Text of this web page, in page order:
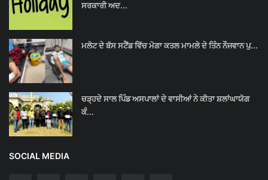
ਸਰਕਾਰੀ ਅਦ...
ਮਲੋਟ ਦੇ ਬੱਸ ਸਟੈਂਡ ਵਿੱਚ ਮੋਗਾ ਕਤਲ ਮਾਮਲੇ ਦੇ ਤਿੰਨ ਨੌਜਵਾਨ ਪੁ...
ਚੜ੍ਹਦੇ ਸਾਲ ਪਿੰਡ ਅਸਪਾਲਾਂ ਦੇ ਵਾਸੀਆਂ ਨੇ ਕੀਤਾ ਸ਼ਲਾਂਘਾਯੋਗ
ਕੰ...
SOCIAL MEDIA